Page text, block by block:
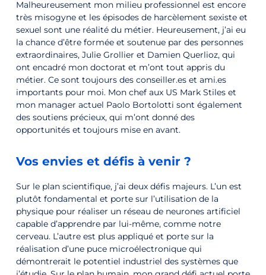
Malheureusement mon milieu professionnel est encore
très misogyne et les épisodes de harcèlement sexiste et
sexuel sont une réalité du métier. Heureusement, j’ai eu
la chance d’être formée et soutenue par des personnes
extraordinaires, Julie Grollier et Damien Querlioz, qui
ont encadré mon doctorat et m’ont tout appris du
métier. Ce sont toujours des conseiller.es et ami.es
importants pour moi. Mon chef aux US Mark Stiles et
mon manager actuel Paolo Bortolotti sont également
des soutiens précieux, qui m’ont donné des
opportunités et toujours mise en avant.
Vos envies et défis à venir ?
Sur le plan scientifique, j’ai deux défis majeurs. L’un est
plutôt fondamental et porte sur l’utilisation de la
physique pour réaliser un réseau de neurones artificiel
capable d’apprendre par lui-même, comme notre
cerveau. L’autre est plus appliqué et porte sur la
réalisation d’une puce microélectronique qui
démontrerait le potentiel industriel des systèmes que